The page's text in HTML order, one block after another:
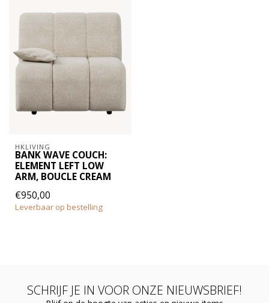
HKLIVING
BANK WAVE COUCH:
ELEMENT LEFT LOW
ARM, BOUCLE CREAM
€950,00
Leverbaar op bestelling
SCHRIJF JE IN VOOR ONZE NIEUWSBRIEF!